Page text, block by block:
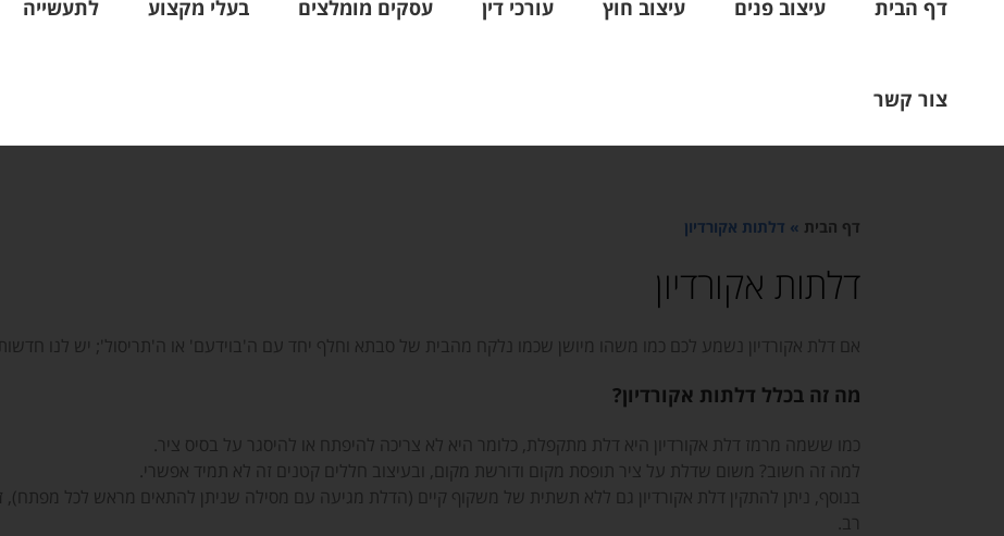
דף הבית עיצוב פנים עיצוב חוץ עורכי דין עסקים מומלצים בעלי מקצוע לתעשייה
צור קשר
דף הבית » דלתות אקורדיון
דלתות אקורדיון
אם דלת אקורדיון נשמע לכם כמו משהו מיושן שכמו נלקח מהבית של סבתא וחלף יחד עם ה'בוידעם' או ה'תריסול'; יש לנו
מה זה בכלל דלתות אקורדיון?
כמו ששמה מרמז דלת אקורדיון היא דלת מתקפלת, כלומר היא לא צריכה להיפתח או להיסגר על בסיס ציר.
למה זה חשוב? משום שדלת על ציר תופסת מקום ודורשת מקום, ובעיצוב חללים קטנים זה לא תמיד אפשרי.
בנוסף, ניתן להתקין דלת אקורדיון גם ללא תשתית של משקוף קיים (הדלת מגיעה עם מסילה שניתן להתאים מראש לכל
רב.